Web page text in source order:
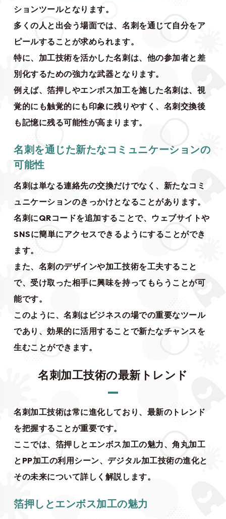
ションツールとなります。
多くの人と出会う場面では、名刺を通じて自分をア
ピールすることが求められます。
特に、加工技術を活かした名刺は、他の参加者と差
別化するための強力な武器となります。
例えば、箔押しやエンボス加工を施した名刺は、視
覚的にも触覚的にも印象に残りやすく、名刺交換後
も記憶に残る可能性が高まります。
名刺を通じた新たなコミュニケーションの
可能性
名刺は単なる連絡先の交換だけでなく、新たなコミ
ュニケーションのきっかけとなることがあります。
名刺にQRコードを追加することで、ウェブサイトや
SNSに簡単にアクセスできるようにすることができ
ます。
また、名刺のデザインや加工技術を工夫すること
で、受け取った相手に興味を持ってもらうことが可
能です。
このように、名刺はビジネスの場での重要なツール
であり、効果的に活用することで新たなチャンスを
生むことができます。
名刺加工技術の最新トレンド
名刺加工技術は常に進化しており、最新のトレンド
を把握することが重要です。
ここでは、箔押しとエンボス加工の魅力、角丸加工
とPP加工の利用シーン、デジタル加工技術の進化と
その未来について詳しく解説します。
箔押しとエンボス加工の魅力